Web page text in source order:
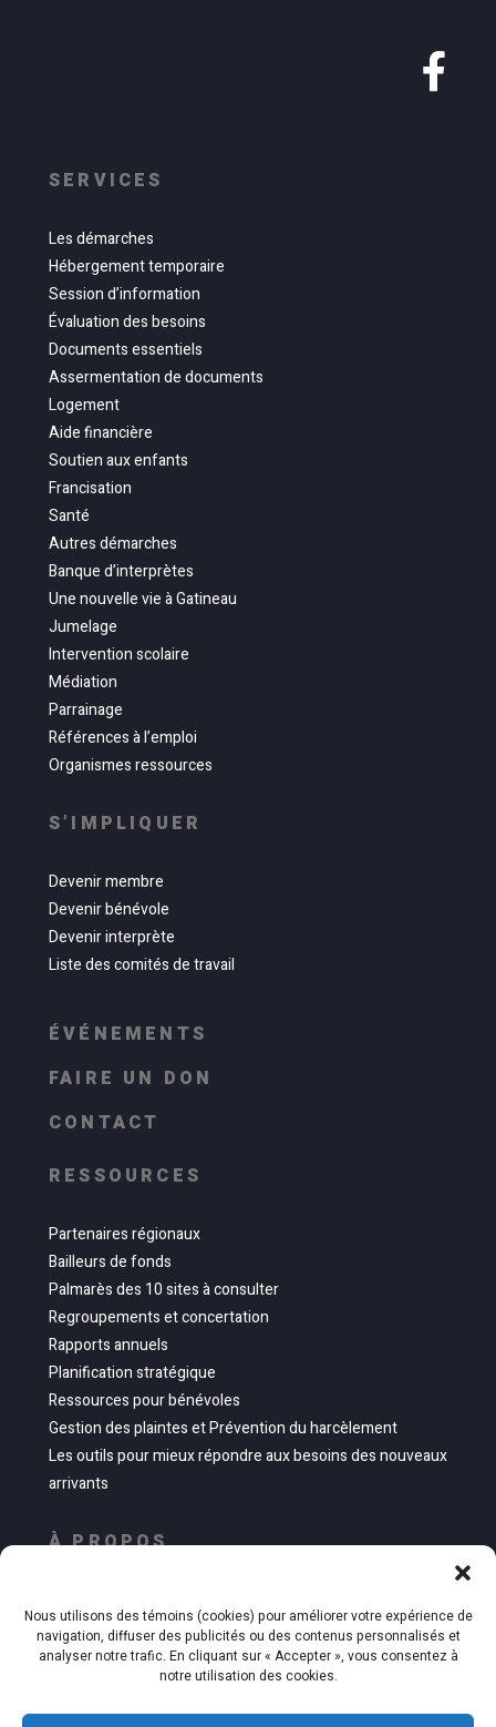
Nous utilisons des témoins (cookies) pour améliorer votre expérience de
navigation, diffuser des publicités ou des contenus personnalisés et
analyser notre trafic. En cliquant sur « Accepter », vous consentez à
notre utilisation des cookies.
SERVICES
Les démarches
Hébergement temporaire
Session d’information
Évaluation des besoins
Documents essentiels
Assermentation de documents
Logement
Aide financière
Soutien aux enfants
Francisation
Santé
Autres démarches
Banque d’interprètes
Une nouvelle vie à Gatineau
Jumelage
Intervention scolaire
Médiation
Parrainage
Références à l’emploi
Organismes ressources
S’IMPLIQUER
Devenir membre
Devenir bénévole
Devenir interprète
Liste des comités de travail
ÉVÉNEMENTS
FAIRE UN DON
CONTACT
RESSOURCES
Partenaires régionaux
Bailleurs de fonds
Palmarès des 10 sites à consulter
Regroupements et concertation
Rapports annuels
Planification stratégique
Ressources pour bénévoles
Gestion des plaintes et Prévention du harcèlement
Les outils pour mieux répondre aux besoins des nouveaux
arrivants
À PROPOS
Historique par période
Équipe
Conseil d’administration